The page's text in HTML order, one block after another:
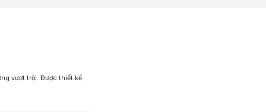
vượt trội. Được thiết kế